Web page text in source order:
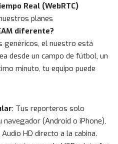
Real (WebRTC)
planes
diferente?
genéricos, el nuestro está
desde un campo de fútbol, un
minuto, tu equipo puede
: Tus reporteros solo
navegador (Android o iPhone),
HD directo a la cabina.